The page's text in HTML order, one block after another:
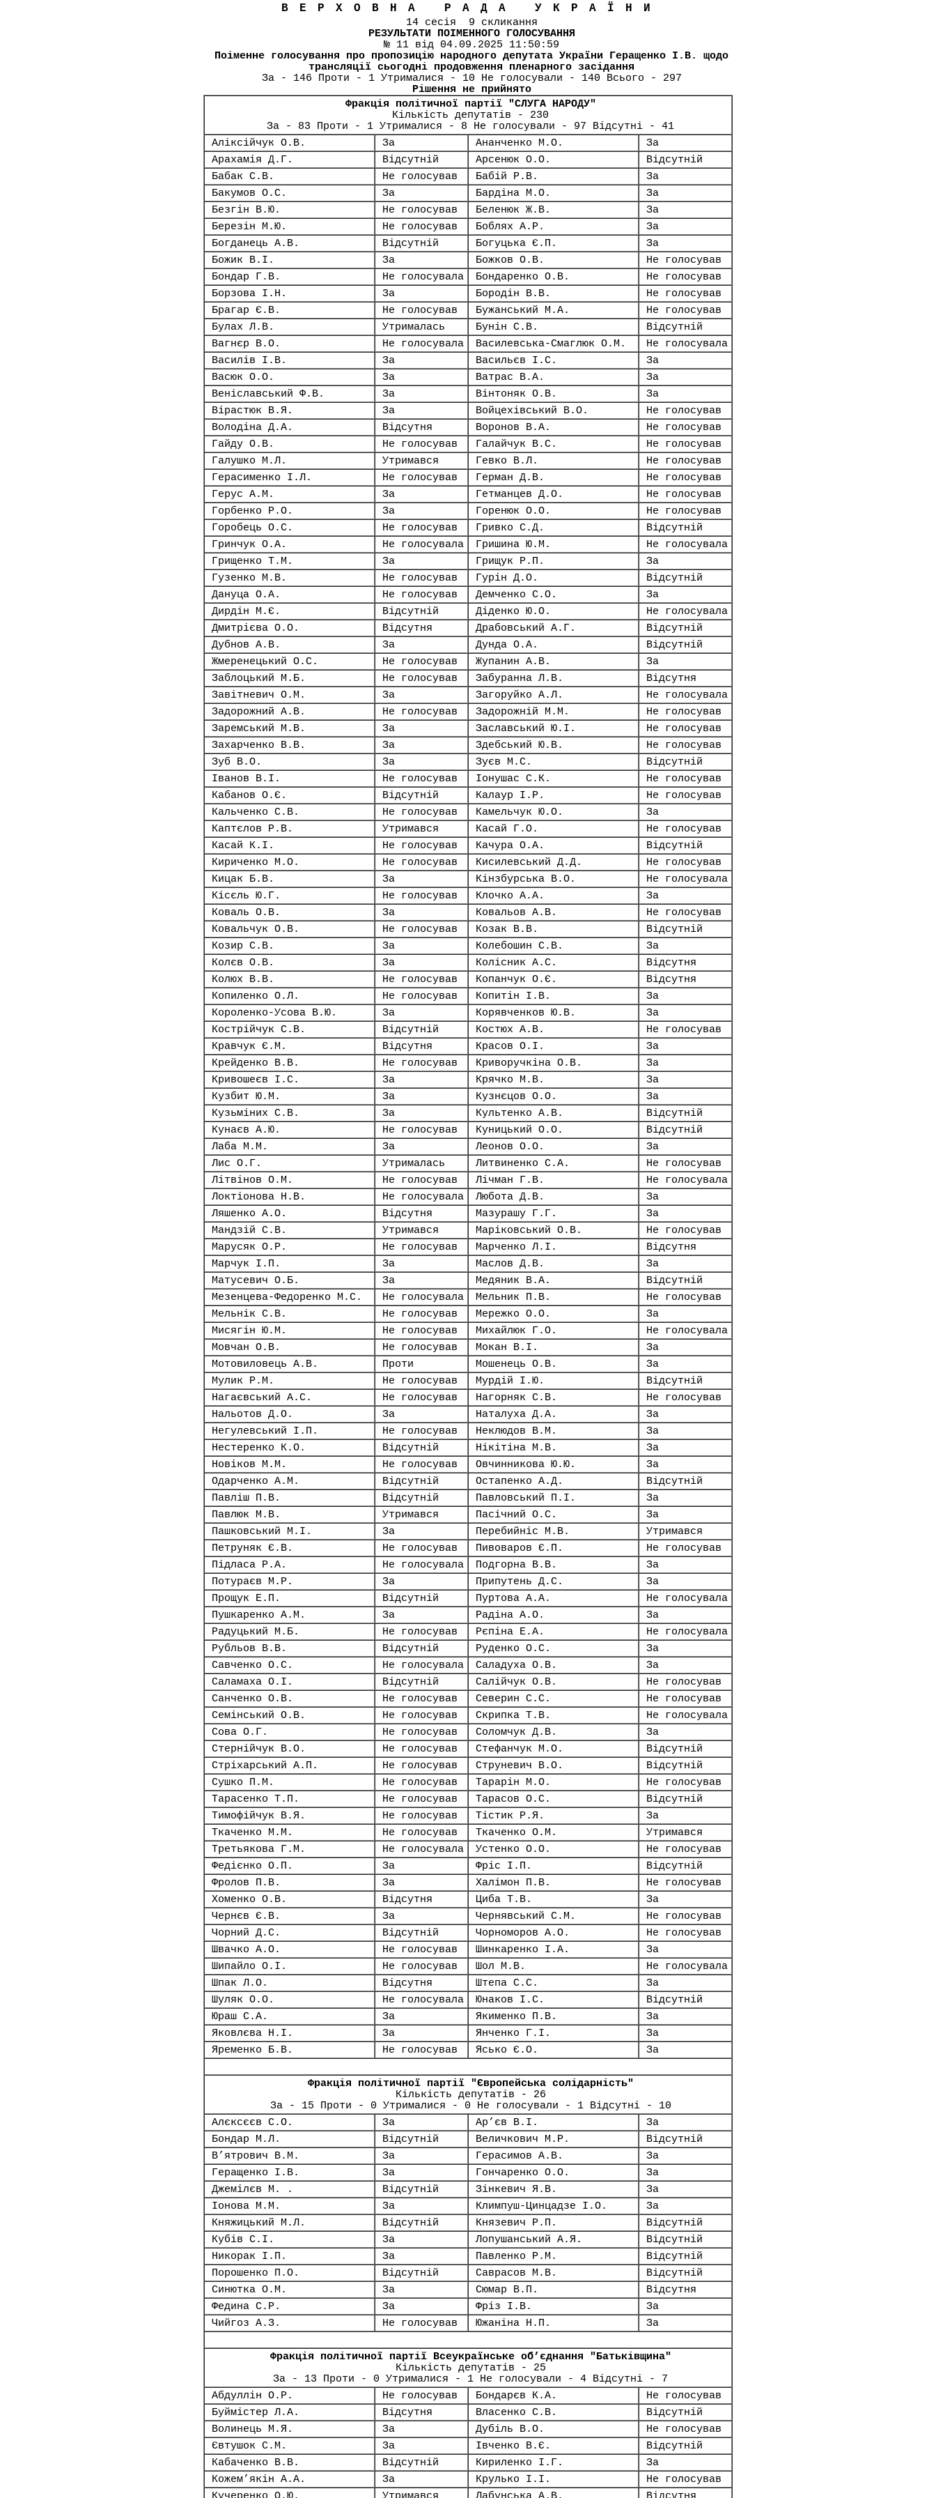
ВЕРХОВНА РАДА УКРАЇНИ
14 сесія 9 скликання
РЕЗУЛЬТАТИ ПОІМЕННОГО ГОЛОСУВАННЯ
№ 11 від 04.09.2025 11:50:59
Поіменне голосування про пропозицію народного депутата України Геращенко І.В. щодо
трансляції сьогодні продовження пленарного засідання
За - 146 Проти - 1 Утрималися - 10 Не голосували - 140 Всього - 297
Рішення не прийнято
Фракція політичної партії "СЛУГА НАРОДУ"
Кількість депутатів - 230
За - 83 Проти - 1 Утрималися - 8 Не голосували - 97 Відсутні - 41
Аліксійчук О.В.
За Ананченко М.О.
За
Арахамія Д.Г.
Відсутній Арсенюк О.О.
Відсутній
Бабак С.В.
Не голосував Бабій Р.В.
За
Бакумов О.С.
За Бардіна М.О.
За
Безгін В.Ю.
Не голосував Беленюк Ж.В.
За
Березін М.Ю.
Не голосував Боблях А.Р.
За
Богданець А.В.
Відсутній Богуцька Є.П.
За
Божик В.І.
За Божков О.В.
Не голосував
Бондар Г.В.
Не голосувала Бондаренко О.В.
Не голосував
Борзова І.Н.
За Бородін В.В.
Не голосував
Брагар Є.В.
Не голосував Бужанський М.А.
Не голосував
Булах Л.В.
Утрималась Бунін С.В.
Відсутній
Вагнєр В.О.
Не голосувала Василевська-Смаглюк О.М.
Не голосувала
Василів І.В.
За Васильєв І.С.
За
Васюк О.О.
За Ватрас В.А.
За
Веніславський Ф.В.
За Вінтоняк О.В.
За
Вірастюк В.Я.
За Войцехівський В.О.
Не голосував
Володіна Д.А.
Відсутня Воронов В.А.
Не голосував
Гайду О.В.
Не голосував Галайчук В.С.
Не голосував
Галушко М.Л.
Утримався Гевко В.Л.
Не голосував
Герасименко І.Л.
Не голосував Герман Д.В.
Не голосував
Герус А.М.
За Гетманцев Д.О.
Не голосував
Горбенко Р.О.
За Горенюк О.О.
Не голосував
Горобець О.С.
Не голосував Гривко С.Д.
Відсутній
Гринчук О.А.
Не голосувала Гришина Ю.М.
Не голосувала
Грищенко Т.М.
За Грищук Р.П.
За
Гузенко М.В.
Не голосував Гурін Д.О.
Відсутній
Дануца О.А.
Не голосував Демченко С.О.
За
Дирдін М.Є.
Відсутній Діденко Ю.О.
Не голосувала
Дмитрієва О.О.
Відсутня Драбовський А.Г.
Відсутній
Дубнов А.В.
За Дунда О.А.
Відсутній
Жмеренецький О.С.
Не голосував Жупанин А.В.
За
Заблоцький М.Б.
Не голосував Забуранна Л.В.
Відсутня
Завітневич О.М.
За Загоруйко А.Л.
Не голосувала
Задорожний А.В.
Не голосував Задорожній М.М.
Не голосував
Заремський М.В.
За Заславський Ю.І.
Не голосував
Захарченко В.В.
За Здебський Ю.В.
Не голосував
Зуб В.О.
За Зуєв М.С.
Відсутній
Іванов В.І.
Не голосував Іонушас С.К.
Не голосував
Кабанов О.Є.
Відсутній Калаур І.Р.
Не голосував
Кальченко С.В.
Не голосував Камельчук Ю.О.
За
Каптєлов Р.В.
Утримався Касай Г.О.
Не голосував
Касай К.І.
Не голосував Качура О.А.
Відсутній
Кириченко М.О.
Не голосував Кисилевський Д.Д.
Не голосував
Кицак Б.В.
За Кінзбурська В.О.
Не голосувала
Кісєль Ю.Г.
Не голосував Клочко А.А.
За
Коваль О.В.
За Ковальов А.В.
Не голосував
Ковальчук О.В.
Не голосував Козак В.В.
Відсутній
Козир С.В.
За Колебошин С.В.
За
Колєв О.В.
За Колісник А.С.
Відсутня
Колюх В.В.
Не голосував Копанчук О.Є.
Відсутня
Копиленко О.Л.
Не голосував Копитін І.В.
За
Короленко-Усова В.Ю.
За Корявченков Ю.В.
За
Кострійчук С.В.
Відсутній Костюх А.В.
Не голосував
Кравчук Є.М.
Відсутня Красов О.І.
За
Крейденко В.В.
Не голосував Криворучкіна О.В.
За
Кривошеєв І.С.
За Крячко М.В.
За
Кузбит Ю.М.
За Кузнєцов О.О.
За
Кузьміних С.В.
За Культенко А.В.
Відсутній
Кунаєв А.Ю.
Не голосував Куницький О.О.
Відсутній
Лаба М.М.
За Леонов О.О.
За
Лис О.Г.
Утрималась Литвиненко С.А.
Не голосував
Літвінов О.М.
Не голосував Лічман Г.В.
Не голосувала
Локтіонова Н.В.
Не голосувала Любота Д.В.
За
Ляшенко А.О.
Відсутня Мазурашу Г.Г.
За
Мандзій С.В.
Утримався Маріковський О.В.
Не голосував
Марусяк О.Р.
Не голосував Марченко Л.І.
Відсутня
Марчук І.П.
За Маслов Д.В.
За
Матусевич О.Б.
За Медяник В.А.
Відсутній
Мезенцева-Федоренко М.С.
Не голосувала Мельник П.В.
Не голосував
Мельнік С.В.
Не голосував Мережко О.О.
За
Мисягін Ю.М.
Не голосував Михайлюк Г.О.
Не голосувала
Мовчан О.В.
Не голосував Мокан В.І.
За
Мотовиловець А.В.
Проти Мошенець О.В.
За
Мулик Р.М.
Не голосував Мурдій І.Ю.
Відсутній
Нагаєвський А.С.
Не голосував Нагорняк С.В.
Не голосував
Нальотов Д.О.
За Наталуха Д.А.
За
Негулевський І.П.
Не голосував Неклюдов В.М.
За
Нестеренко К.О.
Відсутній Нікітіна М.В.
За
Новіков М.М.
Не голосував Овчинникова Ю.Ю.
За
Одарченко А.М.
Відсутній Остапенко А.Д.
Відсутній
Павліш П.В.
Відсутній Павловський П.І.
За
Павлюк М.В.
Утримався Пасічний О.С.
За
Пашковський М.І.
За Перебийніс М.В.
Утримався
Петруняк Є.В.
Не голосував Пивоваров Є.П.
Не голосував
Підласа Р.А.
Не голосувала Подгорна В.В.
За
Потураєв М.Р.
За Припутень Д.С.
За
Прощук Е.П.
Відсутній Пуртова А.А.
Не голосувала
Пушкаренко А.М.
За Радіна А.О.
За
Радуцький М.Б.
Не голосував Рєпіна Е.А.
Не голосувала
Рубльов В.В.
Відсутній Руденко О.С.
За
Савченко О.С.
Не голосувала Саладуха О.В.
За
Саламаха О.І.
Відсутній Салійчук О.В.
Не голосував
Санченко О.В.
Не голосував Северин С.С.
Не голосував
Семінський О.В.
Не голосував Скрипка Т.В.
Не голосувала
Сова О.Г.
Не голосував Соломчук Д.В.
За
Стернійчук В.О.
Не голосував Стефанчук М.О.
Відсутній
Стріхарський А.П.
Не голосував Струневич В.О.
Відсутній
Сушко П.М.
Не голосував Тарарін М.О.
Не голосував
Тарасенко Т.П.
Не голосував Тарасов О.С.
Відсутній
Тимофійчук В.Я.
Не голосував Тістик Р.Я.
За
Ткаченко М.М.
Не голосував Ткаченко О.М.
Утримався
Третьякова Г.М.
Не голосувала Устенко О.О.
Не голосував
Федієнко О.П.
За Фріс І.П.
Відсутній
Фролов П.В.
За Халімон П.В.
Не голосував
Хоменко О.В.
Відсутня Циба Т.В.
За
Чернєв Є.В.
За Чернявський С.М.
Не голосував
Чорний Д.С.
Відсутній Чорноморов А.О.
Не голосував
Швачко А.О.
Не голосував Шинкаренко І.А.
За
Шипайло О.І.
Не голосував Шол М.В.
Не голосувала
Шпак Л.О.
Відсутня Штепа С.С.
За
Шуляк О.О.
Не голосувала Юнаков І.С.
Відсутній
Юраш С.А.
За Якименко П.В.
За
Яковлєва Н.І.
За Янченко Г.І.
За
Яременко Б.В.
Не голосував Ясько Є.О. За
Фракція політичної партії "Європейська солідарність"
Кількість депутатів - 26
За - 15 Проти - 0 Утрималися - 0 Не голосували - 1 Відсутні - 10
Алєксєєв С.О.
За Ар’єв В.І.
За
Бондар М.Л.
Відсутній Величкович М.Р.
Відсутній
В’ятрович В.М.
За Герасимов А.В.
За
Геращенко І.В.
За Гончаренко О.О.
За
Джемілєв М. .
Відсутній Зінкевич Я.В.
За
Іонова М.М.
За Климпуш-Цинцадзе І.О.
За
Княжицький М.Л.
Відсутній Князевич Р.П.
Відсутній
Кубів С.І.
За Лопушанський А.Я.
Відсутній
Никорак І.П.
За Павленко Р.М.
Відсутній
Порошенко П.О.
Відсутній Саврасов М.В.
Відсутній
Синютка О.М.
За Сюмар В.П.
Відсутня
Федина С.Р.
За Фріз І.В.
За
Чийгоз А.З.
Не голосував Южаніна Н.П. За
Фракція політичної партії Всеукраїнське об’єднання "Батьківщина"
Кількість депутатів - 25
За - 13 Проти - 0 Утрималися - 1 Не голосували - 4 Відсутні - 7
Абдуллін О.Р.
Не голосував Бондарєв К.А.
Не голосував
Буймістер Л.А.
Відсутня Власенко С.В.
Відсутній
Волинець М.Я.
За Дубіль В.О.
Не голосував
Євтушок С.М.
За Івченко В.Є.
Відсутній
Кабаченко В.В.
Відсутній Кириленко І.Г.
За
Кожем’якін А.А.
За Крулько І.І.
Не голосував